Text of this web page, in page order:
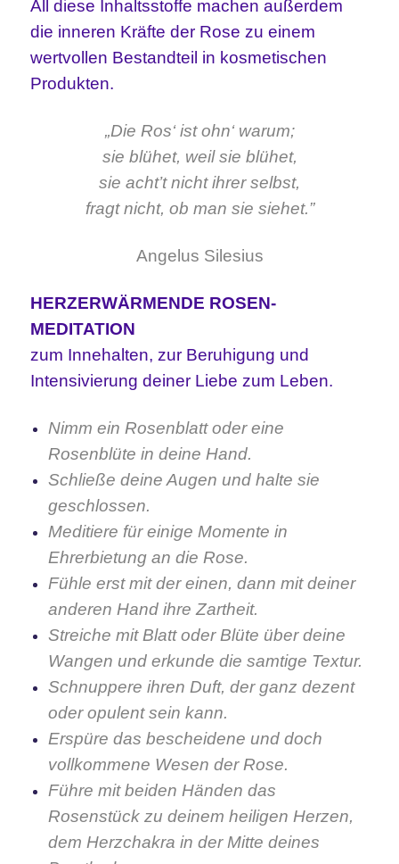
All diese Inhaltsstoffe machen außerdem
die inneren Kräfte der Rose zu einem
wertvollen Bestandteil in kosmetischen
Produkten.
„Die Ros‘ ist ohn‘ warum;
sie blühet, weil sie blühet,
sie acht’t nicht ihrer selbst,
fragt nicht, ob man sie siehet.”
Angelus Silesius
HERZERWÄRMENDE ROSEN-
MEDITATION
zum Innehalten, zur Beruhigung und
Intensivierung deiner Liebe zum Leben.
Nimm ein Rosenblatt oder eine
Rosenblüte in deine Hand.
Schließe deine Augen und halte sie
geschlossen.
Meditiere für einige Momente in
Ehrerbietung an die Rose.
Fühle erst mit der einen, dann mit deiner
anderen Hand ihre Zartheit.
Streiche mit Blatt oder Blüte über deine
Wangen und erkunde die samtige Textur.
Schnuppere ihren Duft, der ganz dezent
oder opulent sein kann.
Erspüre das bescheidene und doch
vollkommene Wesen der Rose.
Führe mit beiden Händen das
Rosenstück zu deinem heiligen Herzen,
dem Herzchakra in der Mitte deines